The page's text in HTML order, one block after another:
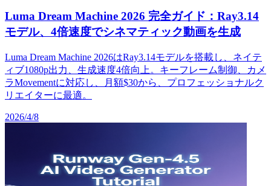
Luma Dream Machine 2026 完全ガイド：Ray3.14
モデル、4倍速度でシネマティック動画を生成
Luma Dream Machine 2026はRay3.14モデルを搭載し、ネイテ
ィブ1080p出力、生成速度4倍向上。キーフレーム制御、カメ
ラMovementに対応し、月額$30から、プロフェッショナルク
リエイターに最適。
2026/4/8